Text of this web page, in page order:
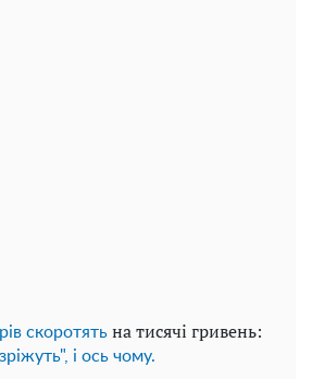
скоротять на тисячі гривень:
і ось чому.